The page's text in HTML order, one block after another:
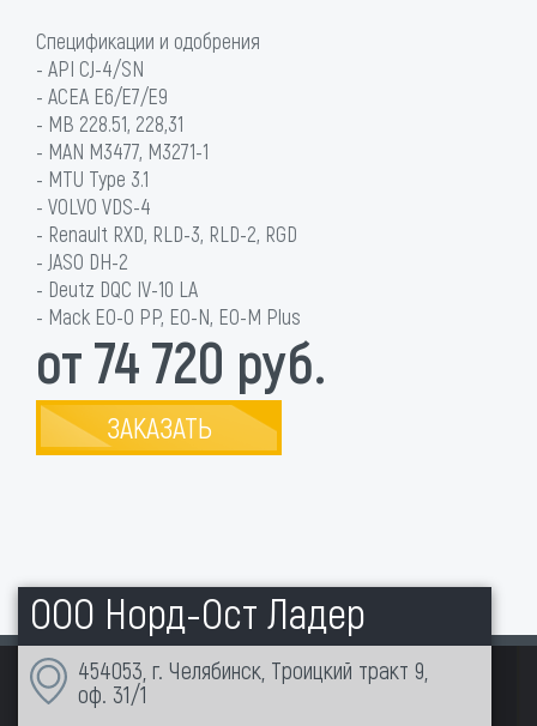
Спецификации и одобрения
- API CJ-4/SN
- ACEA E6/E7/E9
- MB 228.51, 228,31
- MAN M3477, M3271-1
- MTU Type 3.1
- VOLVO VDS-4
- Renault RXD, RLD-3, RLD-2, RGD
- JASO DH-2
- Deutz DQC IV-10 LA
- Mack EO-O PP, EO-N, EO-M Plus
от 74 720 руб.
ЗАКАЗАТЬ
ООО Норд-Ост Ладер
454053, г. Челябинск, Троицкий тракт 9,
оф. 31/1